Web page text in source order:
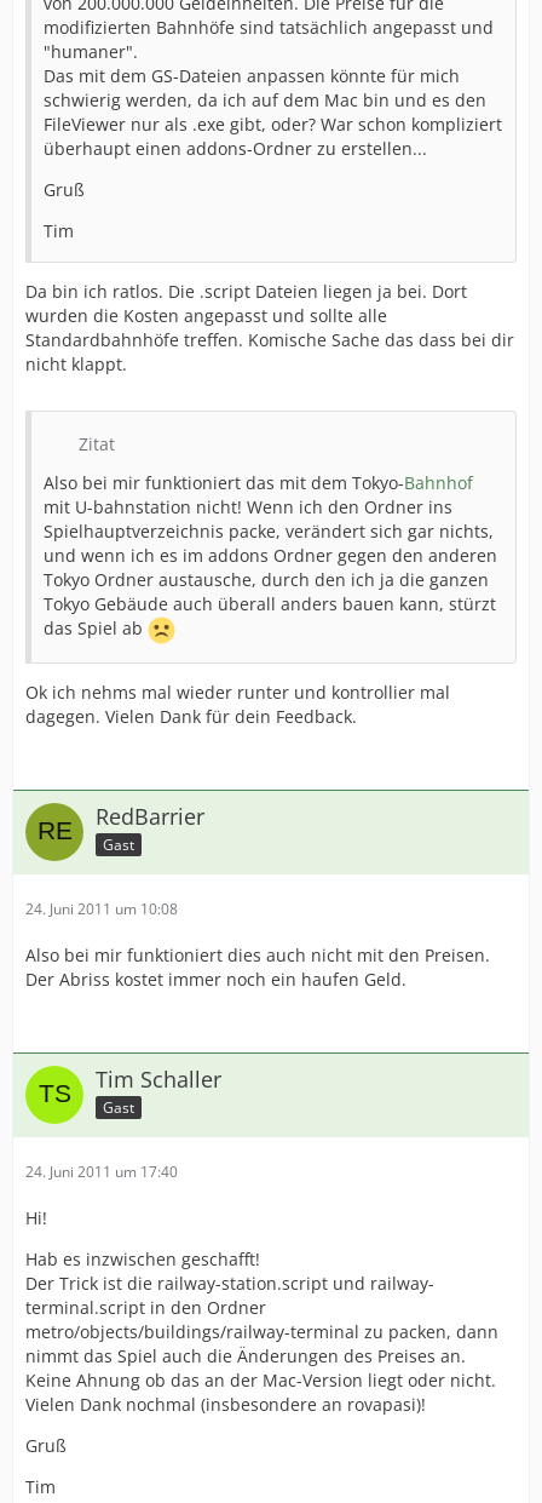
modifizierten Bahnhöfe sind tatsächlich angepasst und
"humaner".
Das mit dem GS-Dateien anpassen könnte für mich
schwierig werden, da ich auf dem Mac bin und es den
FileViewer nur als .exe gibt, oder? War schon kompliziert
überhaupt einen addons-Ordner zu erstellen...
Gruß
Tim
Da bin ich ratlos. Die .script Dateien liegen ja bei. Dort
wurden die Kosten angepasst und sollte alle
Standardbahnhöfe treffen. Komische Sache das dass bei dir
nicht klappt.
Zitat
Also bei mir funktioniert das mit dem Tokyo-Bahnhof
mit U-bahnstation nicht! Wenn ich den Ordner ins
Spielhauptverzeichnis packe, verändert sich gar nichts,
und wenn ich es im addons Ordner gegen den anderen
Tokyo Ordner austausche, durch den ich ja die ganzen
Tokyo Gebäude auch überall anders bauen kann, stürzt
das Spiel ab
Ok ich nehms mal wieder runter und kontrollier mal
dagegen. Vielen Dank für dein Feedback.
RedBarrier
Gast
24. Juni 2011 um 10:08
Also bei mir funktioniert dies auch nicht mit den Preisen.
Der Abriss kostet immer noch ein haufen Geld.
Tim Schaller
Gast
24. Juni 2011 um 17:40
Hi!
Hab es inzwischen geschafft!
Der Trick ist die railway-station.script und railway-
terminal.script in den Ordner
metro/objects/buildings/railway-terminal zu packen, dann
nimmt das Spiel auch die Änderungen des Preises an.
Keine Ahnung ob das an der Mac-Version liegt oder nicht.
Vielen Dank nochmal (insbesondere an rovapasi)!
Gruß
Tim